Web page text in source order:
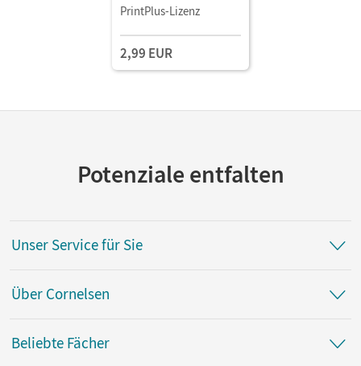
PrintPlus-Lizenz
2,99 EUR
Potenziale entfalten
Unser Service für Sie
Über Cornelsen
Beliebte Fächer